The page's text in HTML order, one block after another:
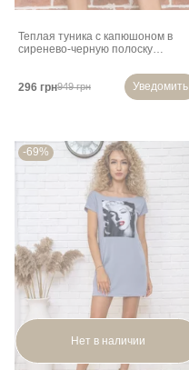
Теплая туника с капюшоном в
сиренево-черную полоску
296 грн949 грн Уведомить
-69%
Нет в наличии